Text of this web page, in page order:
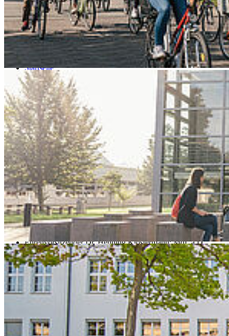
Go to slide 9
Startseite
HOST
Leben und Region
Hochschulförderverein
Freun­de und För­de­rer der Hoch­schu­le
Stral­sund e. V.
Die Gesellschaft der Freunde und Förderer der Fachhochschule
Stralsund e. V. - heute Freunde und Förderer der Hochschule
Stralsund e. V. wurde am 17.11.1992 gegründet. Zur Zeit gehören
über 48 Einzelpersonen aus der Hochschule und dem Bereich des
öffentlichen Lebens der Region bzw. 24 Unternehmen/Institutionen
dem Verein an.
Zum geschäftsführenden Vorstand gehören:
Vorsitzender Dietmar Eifler; MdL a.D.
Ehrenvorsitzender Dr. Henning Klostermann; MdL a.D.
Stellv. Vorsitzender Sven Olsen; Leiter des
Geschäftsbereiches Innovation, Umwelt, Verkehr, Maritime
Wirtschaft der IHK zu Rostock
Stellv. Vorsitzender Andreas Seyfert, Geschäftsführer
Schatzmeisterin Daniela Freier, Sparkasse Vorpommern,
Filialleiterin Knieper West
Prof. Dr. Jens Ladisch, Geschäftsführendes Vorstandsmitglied
Herr Prof. Dr. Ralph Sonntag, Rektor der Hochschule
Stralsund